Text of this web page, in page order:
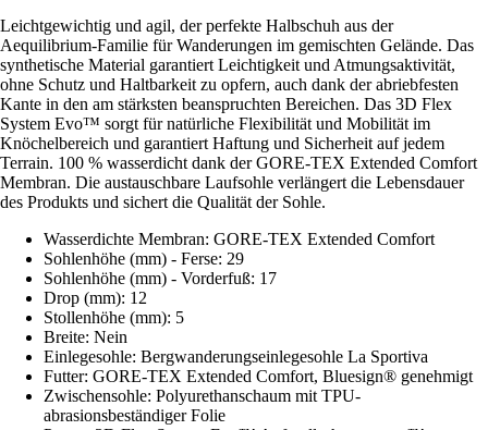
Leichtgewichtig und agil, der perfekte Halbschuh aus der
Aequilibrium-Familie für Wanderungen im gemischten Gelände. Das
synthetische Material garantiert Leichtigkeit und Atmungsaktivität,
ohne Schutz und Haltbarkeit zu opfern, auch dank der abriebfesten
Kante in den am stärksten beanspruchten Bereichen. Das 3D Flex
System Evo™ sorgt für natürliche Flexibilität und Mobilität im
Knöchelbereich und garantiert Haftung und Sicherheit auf jedem
Terrain. 100 % wasserdicht dank der GORE-TEX Extended Comfort
Membran. Die austauschbare Laufsohle verlängert die Lebensdauer
des Produkts und sichert die Qualität der Sohle.
Wasserdichte Membran: GORE-TEX Extended Comfort
Sohlenhöhe (mm) - Ferse: 29
Sohlenhöhe (mm) - Vorderfuß: 17
Drop (mm): 12
Stollenhöhe (mm): 5
Breite: Nein
Einlegesohle: Bergwanderungseinlegesohle La Sportiva
Futter: GORE-TEX Extended Comfort, Bluesign® genehmigt
Zwischensohle: Polyurethanschaum mit TPU-
abrasionsbeständiger Folie